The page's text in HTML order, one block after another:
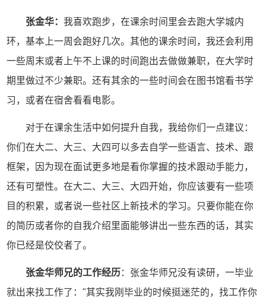
张金华： 我喜欢跑步，在课余时间里会去跑大学城内
环，基本上一周会跑好几次。其他的课余时间，我还会利用
一些周末或者上午不上课的时间跑出去做做兼职，在大学时
期里做过不少兼职。还有其余的一些时间会在图书馆看书学
习，或者在宿舍看看电影。
对于在课余生活中如何提升自我，我给你们一点建议：
你们在大二、大三、大四可以多去自学一些语言、技术、跟
框架，因为现在面试更多地是看你掌握的技术跟动手能力，
还有可塑性。在大二、大三、大四开始，你应该要有一些项
目的积累，或者说一些社区上新技术的学习。只要你能在你
的简历或者你的自我介绍里面能够讲出一些东西的话，其实
你已经是佼佼者了。
张金华师兄的工作经历 ：张金华师兄没有读研，一毕业
就出来找工作了："其实我刚毕业的时候挺迷茫的，找工作你